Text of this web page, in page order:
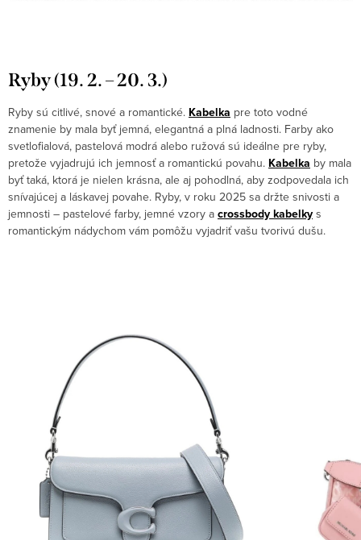
Ryby (19. 2. – 20. 3.)
Ryby sú citlivé, snové a romantické. Kabelka pre toto vodné
znamenie by mala byť jemná, elegantná a plná ladnosti. Farby ako
svetlofialová, pastelová modrá alebo ružová sú ideálne pre ryby,
pretože vyjadrujú ich jemnosť a romantickú povahu. Kabelka by mala
byť taká, ktorá je nielen krásna, ale aj pohodlná, aby zodpovedala ich
snívajúcej a láskavej povahe. Ryby, v roku 2025 sa držte snivosti a
jemnosti – pastelové farby, jemné vzory a crossbody kabelky s
romantickým nádychom vám pomôžu vyjadriť vašu tvorivú dušu.